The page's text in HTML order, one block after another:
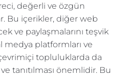
değerli ve özgün
Bu içerikler, diğer web
ve paylaşmalarını teşvik
medya platformları ve
topluluklarda da
tanıtılması önemlidir. Bu